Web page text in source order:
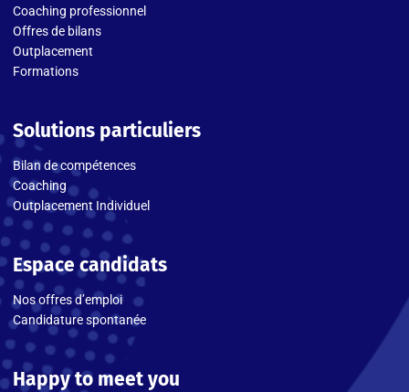
Coaching professionnel
Offres de bilans
Outplacement
Formations
Solutions particuliers
Bilan de compétences
Coaching
Outplacement Individuel
Espace candidats
Nos offres d’emploi
Candidature spontanée
Happy to meet you